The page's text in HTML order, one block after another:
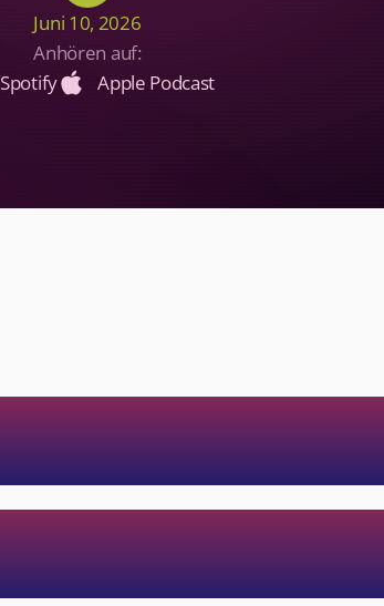
Juni 10, 2026
Anhören auf:
Spotify
Apple Podcast